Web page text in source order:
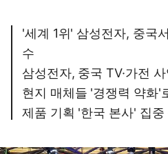
'세계 1위' 삼성전자, 중국
수
삼성전자, 중국 TV·가전
현지 매체들 '경쟁력 약화'
제품 기획 '한국 본사' 집중